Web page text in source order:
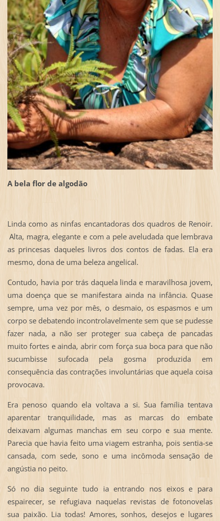
A bela flor de algodão
Linda como as ninfas encantadoras dos quadros de Renoir.
Alta, magra, elegante e com a pele aveludada que lembrava
as princesas daqueles livros dos contos de fadas. Ela era
mesmo, dona de uma beleza angelical.
Contudo, havia por trás daquela linda e maravilhosa jovem,
uma doença que se manifestara ainda na infância. Quase
sempre, uma vez por mês, o desmaio, os espasmos e um
corpo se debatendo incontrolavelmente sem que se pudesse
fazer nada, a não ser proteger sua cabeça de pancadas
muito fortes e ainda, abrir com força sua boca para que não
sucumbisse sufocada pela gosma produzida em
consequência das contrações involuntárias que aquela coisa
provocava.
Era penoso quando ela voltava a si. Sua família tentava
aparentar tranquilidade, mas as marcas do embate
deixavam algumas manchas em seu corpo e sua mente.
Parecia que havia feito uma viagem estranha, pois sentia-se
cansada, com sede, sono e uma incômoda sensação de
angústia no peito.
Só no dia seguinte tudo ia entrando nos eixos e para
espairecer, se refugiava naquelas revistas de fotonovelas
sua paixão. Lia todas! Amores, sonhos, desejos e lugares